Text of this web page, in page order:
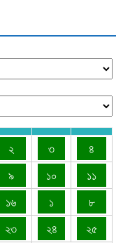
২ ৩
৪
৯ ১০
১১
১৬ ১
৮
২৩ ২৪
২৫